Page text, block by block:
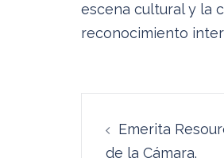
escena cultural y la
reconocimiento
deEmerita
de la Cámara.